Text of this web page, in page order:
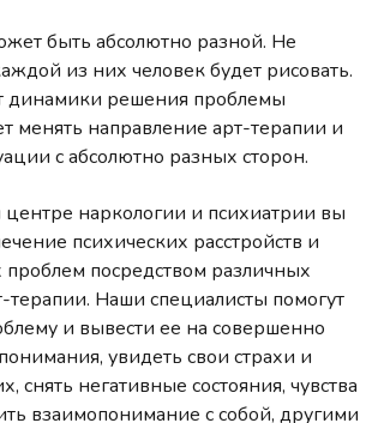
быть абсолютно разной. Не
из них человек будет рисовать.
динамики решения проблемы
менять направление арт-терапии и
с абсолютно разных сторон.
наркологии и психиатрии вы
психических расстройств и
проблем посредством различных
терапии. Наши специалисты помогут
и вывести ее на совершенно
увидеть свои страхи и
снять негативные состояния, чувства
взаимопонимание с собой, другими